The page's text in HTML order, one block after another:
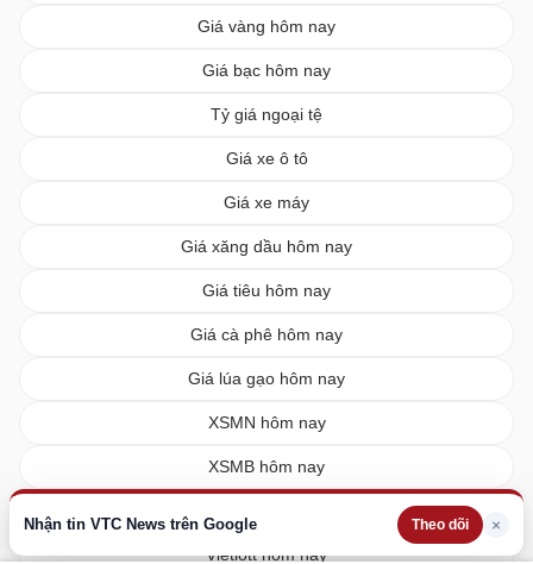
Nhận tin VTC News trên Google Theo dõi ×
Giá vàng hôm nay
Giá bạc hôm nay
Tỷ giá ngoại tệ
Giá xe ô tô
Giá xe máy
Giá xăng dầu hôm nay
Giá tiêu hôm nay
Giá cà phê hôm nay
Giá lúa gạo hôm nay
XSMN hôm nay
XSMB hôm nay
Vietlott hôm nay